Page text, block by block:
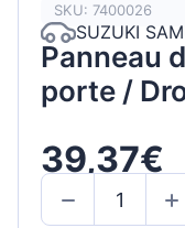
SKU: 7400026
SUZUKI
Panneau
porte /
39,37€